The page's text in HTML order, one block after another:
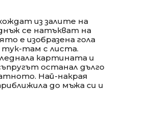
из залите на
се натъкват на
е изобразена гола
там с листа.
картината и
останал дълго
Най-накрая
до мъжа си и